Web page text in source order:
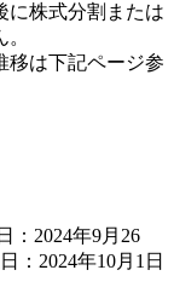
に株式分割または
移は下記ページ参
2024年9月26
2024年10月1日